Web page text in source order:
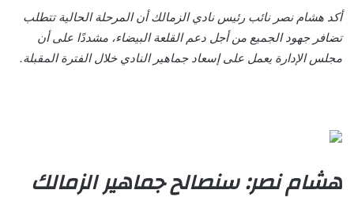
أكد هشام نصر نائب رئيس نادي الزمالك أن المرحلة الحالية تتطلب
تضافر جهود الجميع من أجل دعم القلعة البيضاء، مشددًا على أن
مجلس الإدارة يعمل على إسعاد جماهير النادي خلال الفترة المقبلة.
هشام نصر: سنصالح جماهير الزمالك